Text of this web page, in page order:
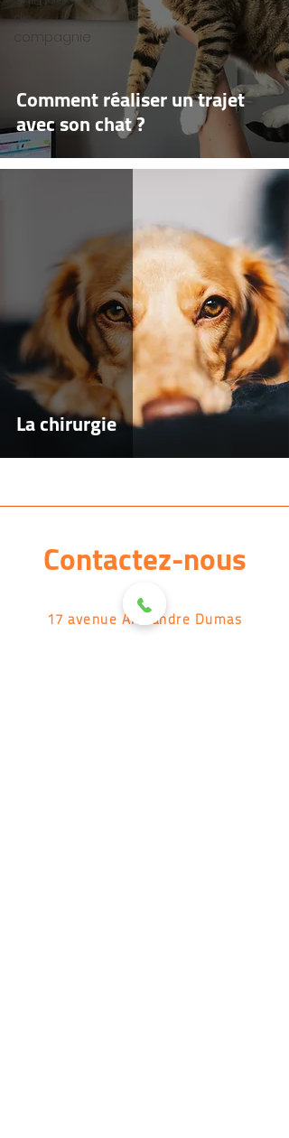
de
compagnie
Comment réaliser un trajet
avec son chat ?
La chirurgie
Contactez-nous
17 avenue Alexandre Dumas